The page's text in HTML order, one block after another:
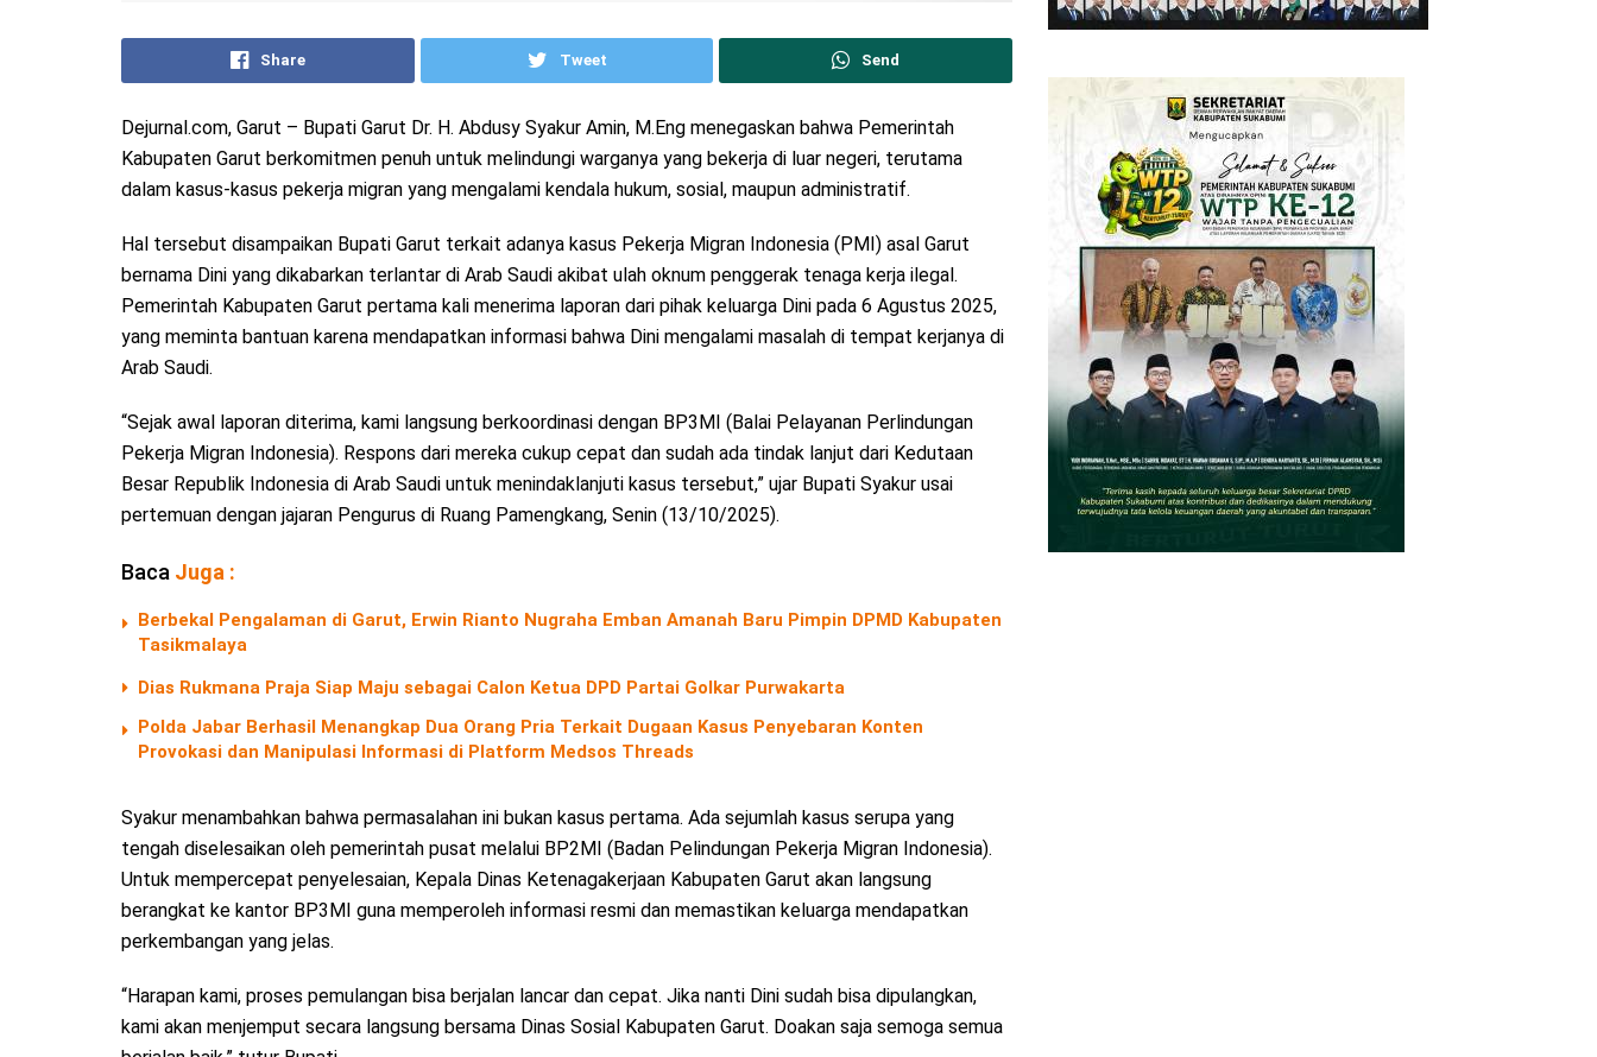
Share Tweet Send
Dejurnal.com, Garut – Bupati Garut Dr. H. Abdusy Syakur Amin, M.Eng menegaskan bahwa Pemerintah
Kabupaten Garut berkomitmen penuh untuk melindungi warganya yang bekerja di luar negeri, terutama
dalam kasus-kasus pekerja migran yang mengalami kendala hukum, sosial, maupun administratif.
Hal tersebut disampaikan Bupati Garut terkait adanya kasus Pekerja Migran Indonesia (PMI) asal Garut
bernama Dini yang dikabarkan terlantar di Arab Saudi akibat ulah oknum penggerak tenaga kerja ilegal.
Pemerintah Kabupaten Garut pertama kali menerima laporan dari pihak keluarga Dini pada 6 Agustus 2025,
yang meminta bantuan karena mendapatkan informasi bahwa Dini mengalami masalah di tempat kerjanya di
Arab Saudi.
“Sejak awal laporan diterima, kami langsung berkoordinasi dengan BP3MI (Balai Pelayanan Perlindungan
Pekerja Migran Indonesia). Respons dari mereka cukup cepat dan sudah ada tindak lanjut dari Kedutaan
Besar Republik Indonesia di Arab Saudi untuk menindaklanjuti kasus tersebut,” ujar Bupati Syakur usai
pertemuan dengan jajaran Pengurus di Ruang Pamengkang, Senin (13/10/2025).
Baca Juga :
Berbekal Pengalaman di Garut, Erwin Rianto Nugraha Emban Amanah Baru Pimpin DPMD Kabupaten
Tasikmalaya
Dias Rukmana Praja Siap Maju sebagai Calon Ketua DPD Partai Golkar Purwakarta
Polda Jabar Berhasil Menangkap Dua Orang Pria Terkait Dugaan Kasus Penyebaran Konten
Provokasi dan Manipulasi Informasi di Platform Medsos Threads
Syakur menambahkan bahwa permasalahan ini bukan kasus pertama. Ada sejumlah kasus serupa yang
tengah diselesaikan oleh pemerintah pusat melalui BP2MI (Badan Pelindungan Pekerja Migran Indonesia).
Untuk mempercepat penyelesaian, Kepala Dinas Ketenagakerjaan Kabupaten Garut akan langsung
berangkat ke kantor BP3MI guna memperoleh informasi resmi dan memastikan keluarga mendapatkan
perkembangan yang jelas.
“Harapan kami, proses pemulangan bisa berjalan lancar dan cepat. Jika nanti Dini sudah bisa dipulangkan,
kami akan menjemput secara langsung bersama Dinas Sosial Kabupaten Garut. Doakan saja semoga semua